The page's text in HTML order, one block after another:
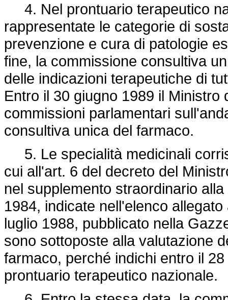
4. Nel prontuario terapeutico
rappresentate le categorie di
prevenzione e cura di patologie
fine, la commissione consultiva
delle indicazioni terapeutiche di
Entro il 30 giugno 1989 il
commissioni parlamentari
consultiva unica del farmaco.
5. Le specialità medicinali
cui all'art. 6 del decreto del
nel supplemento straordinario
1984, indicate nell'elenco
luglio 1988, pubblicato nella
sono sottoposte alla valutazione
farmaco, perché indichi entro il
prontuario terapeutico nazionale.